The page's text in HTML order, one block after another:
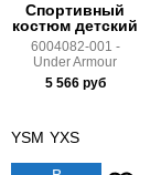
Спортивный
костюм детский
6004082-001 -
Under Armour
5 566руб
YSM YXS